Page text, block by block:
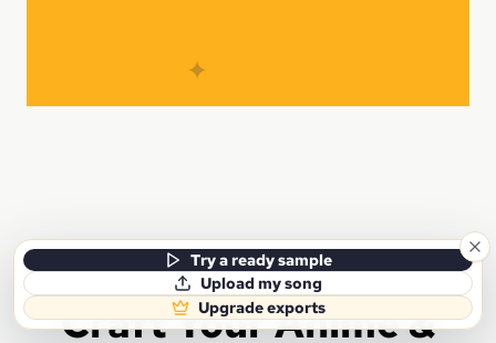
Try a ready sample
Upload my song
Upgrade exports
✦
Craft Your Anime &